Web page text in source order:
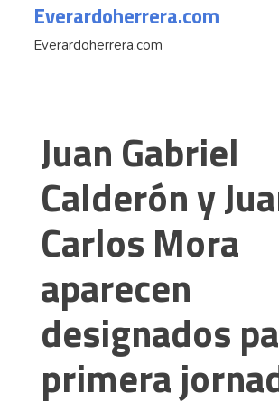
Everardoherrera.com
Everardoherrera.com
Juan Gabriel
Calderón y
Carlos Mora
aparecen
designados
primera